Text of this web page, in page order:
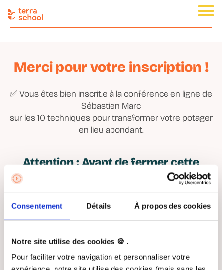
Consentement Détails À propos des cookies
Notre site utilise des cookies 🍪 .
Pour faciliter votre navigation et personnaliser votre
Merci pour votre inscription !
✅ Vous êtes bien inscrit.e à la conférence en ligne de
Sébastien Marc
sur les 10 techniques pour transformer votre potager
en lieu abondant.
Attention : Avant de fermer cette
ces 3 actions
pour profiter pleinement de la
conférence en ligne :
adresse mail. Cliquez sur le lien pour la valider.
2. Ajoutez le créneau du jeudi 13 Février de 18h30 à